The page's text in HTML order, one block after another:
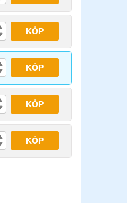
KÖP
KÖP
KÖP
KÖP